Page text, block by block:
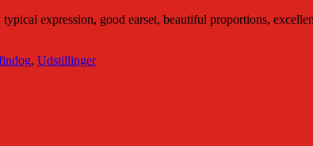
expression, good earset, beautiful proportions,
, Udstillinger